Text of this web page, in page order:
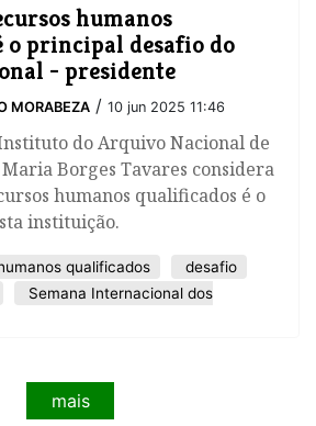
humanos
o principal desafio do
- presidente
MORABEZA / 10 jun 2025 11:46
do Arquivo Nacional de
Maria Borges Tavares considera
humanos qualificados é o
instituição.
qualificados
desafio
Semana Internacional dos
mais